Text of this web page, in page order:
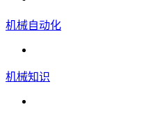
机械自动化
机械知识